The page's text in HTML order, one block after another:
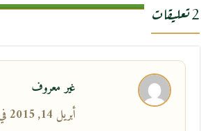
2 تعليقات
غير معروف
أبريل 14, 2015 في 3:32 م